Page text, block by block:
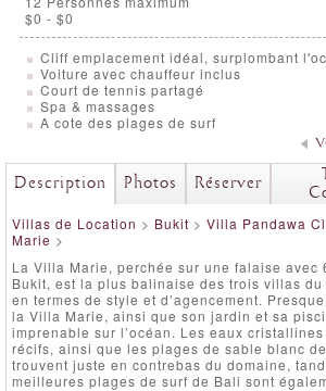
$0 - $0
Cliff emplacement idéal, surplombant
Voiture avec chauffeur inclus
Court de tennis partagé
Spa & massages
A cote des plages de surf
Description Photos Réserver
Villas de Location > Bukit > Villa Pandawa
Marie >
La Villa Marie, perchée sur une falaise avec
Bukit, est la plus balinaise des trois villas du
en termes de style et d’agencement.
la Villa Marie, ainsi que son jardin et sa
imprenable sur l’océan. Les eaux
récifs, ainsi que les plages de sable blanc
trouvent juste en contrebas du domaine,
meilleures plages de surf de Bali sont